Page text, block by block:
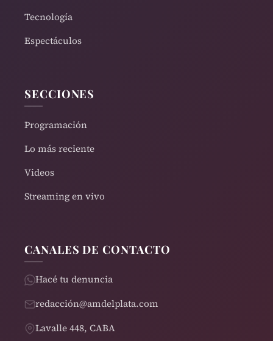
Tecnología
Espectáculos
SECCIONES
Programación
Lo más reciente
Videos
Streaming en vivo
CANALES DE CONTACTO
Hacé tu denuncia
redacción@amdelplata.com
Lavalle 448, CABA